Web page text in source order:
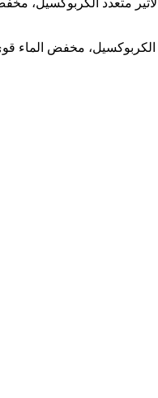
الأثير متعدد الكربوكسيل،
الكربوكسيل، مخفض الماء